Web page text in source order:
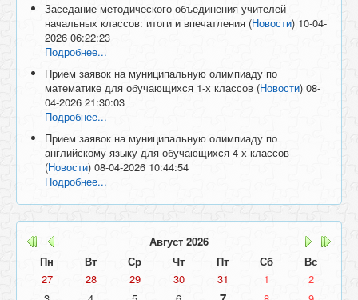
Заседание методического объединения учителей
начальных классов: итоги и впечатления (Новости) 10-04-
2026 06:22:23
Подробнее...
Прием заявок на муниципальную олимпиаду по
математике для обучающихся 1-х классов (Новости) 08-
04-2026 21:30:03
Подробнее...
Прием заявок на муниципальную олимпиаду по
английскому языку для обучающихся 4-х классов
(Новости) 08-04-2026 10:44:54
Подробнее...
Август 2026
Пн
Вт Ср Чт Пт Сб
Вс
27
28 29 30 31 1
2